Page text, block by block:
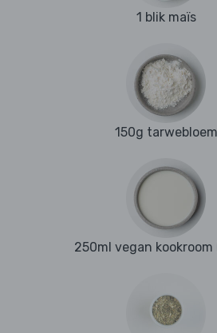
1 blik maïs
150g tarwebloem
250ml vegan kookroom